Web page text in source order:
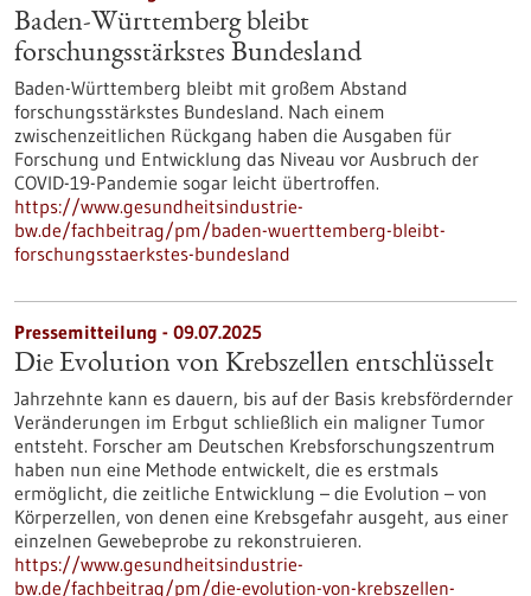
Baden-Württemberg bleibt
forschungsstärkstes Bundesland
Baden-Württemberg bleibt mit großem Abstand
forschungsstärkstes Bundesland. Nach einem
zwischenzeitlichen Rückgang haben die Ausgaben für
Forschung und Entwicklung das Niveau vor Ausbruch der
COVID-19-Pandemie sogar leicht übertroffen.
https://www.gesundheitsindustrie-
bw.de/fachbeitrag/pm/baden-wuerttemberg-bleibt-
forschungsstaerkstes-bundesland
Pressemitteilung - 09.07.2025
Die Evolution von Krebszellen entschlüsselt
Jahrzehnte kann es dauern, bis auf der Basis krebsfördernder
Veränderungen im Erbgut schließlich ein maligner Tumor
entsteht. Forscher am Deutschen Krebsforschungszentrum
haben nun eine Methode entwickelt, die es erstmals
ermöglicht, die zeitliche Entwicklung – die Evolution – von
Körperzellen, von denen eine Krebsgefahr ausgeht, aus einer
einzelnen Gewebeprobe zu rekonstruieren.
https://www.gesundheitsindustrie-
bw.de/fachbeitrag/pm/die-evolution-von-krebszellen-